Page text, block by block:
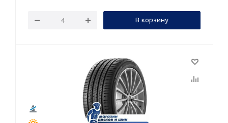
В корзину